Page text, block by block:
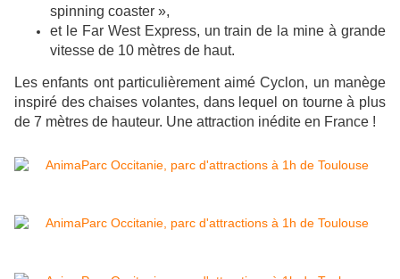
spinning coaster »,
et le Far West Express, un train de la mine à grande
vitesse de 10 mètres de haut.
Les enfants ont particulièrement aimé Cyclon, un manège
inspiré des chaises volantes, dans lequel on tourne à plus
de 7 mètres de hauteur. Une attraction inédite en France !